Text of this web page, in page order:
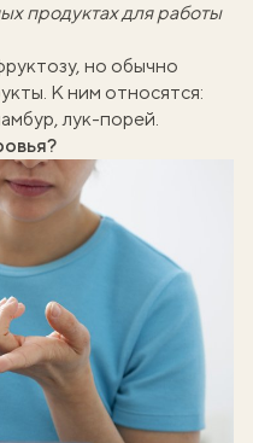
продуктахдля работы
но обычно
К ним относятся:
лук-порей.